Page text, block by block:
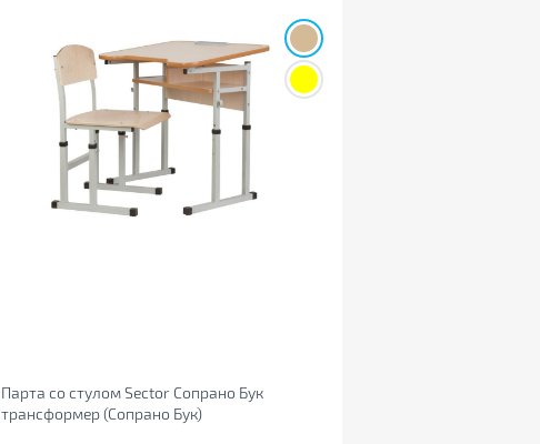
Парта со стулом Sector Сопрано Бук
трансформер (Сопрано Бук)